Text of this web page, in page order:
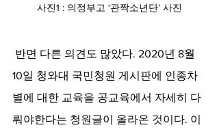
사진1 : 의정부고 ‘관짝소년단’ 사진
반면 다른 의견도 많았다. 2020년 8월
10일 청와대 국민청원 게시판에 인종차
별에 대한 교육을 공교육에서 자세히 다
뤄야한다는 청원글이 올라온 것이다. 이